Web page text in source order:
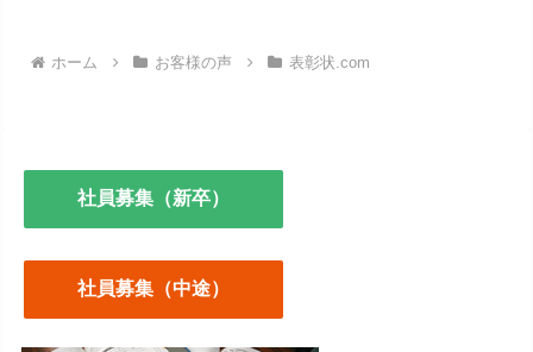
ホーム お客様の声 表彰状.com
社員募集（新卒）
社員募集（中途）